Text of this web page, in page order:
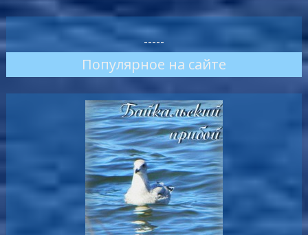
-----
Популярное на сайте